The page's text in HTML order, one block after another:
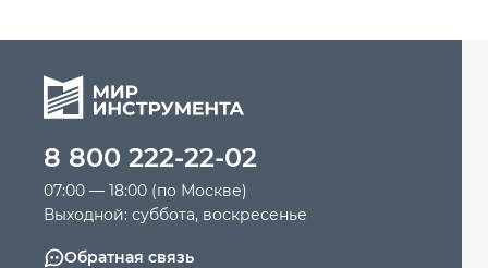
8 800 222-22-02
07:00 — 18:00 (по Москве)
Выходной: суббота, воскресенье
Обратная связь